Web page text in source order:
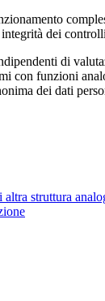
dei
di
con funzioni
dei dati
struttura